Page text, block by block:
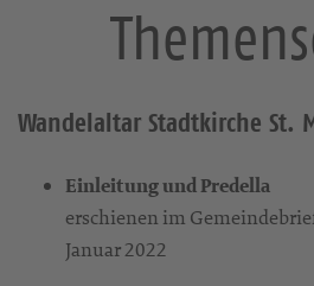
Wandelaltar Stadtkirche St.
Einleitung und Predella
erschienen im
Januar 2022